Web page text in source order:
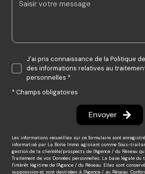
J'ai pris connaissance de la Politique
des informations relatives au
personnelles *
* Champs obligatoires
Envoyer
Les informations recueillies sur ce formulaire sont
informatisé par La Boite Immo agissant comme Sous-
gestion de la clientèle/prospects de l'Agence / du Réseau
Traitement de vos Données personnelles. La base légale
l'intérêt légitime de l'Agence / du Réseau. Elles sont
suppression et sont destinées à l'Agence / au Réseau.